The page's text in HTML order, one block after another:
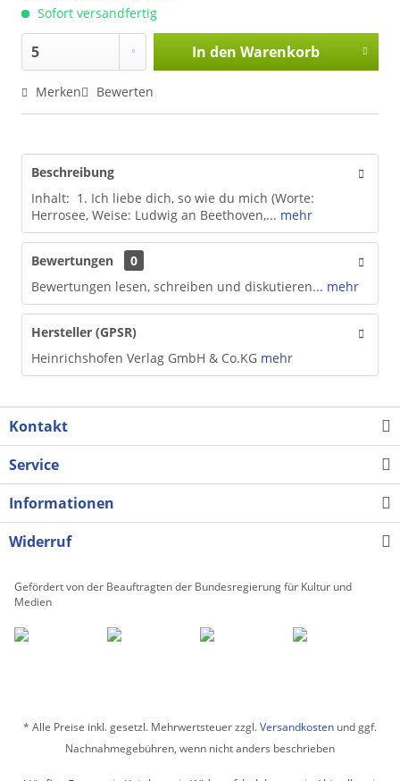
Sofort versandfertig
In den Warenkorb
Merken Bewerten
Beschreibung
Inhalt: 1. Ich liebe dich, so wie du mich (Worte:
Herrosee, Weise: Ludwig an Beethoven,... mehr
Bewertungen
0
Bewertungen lesen, schreiben und diskutieren... mehr
Hersteller (GPSR)
Heinrichshofen Verlag GmbH & Co.KG mehr
Kontakt
Service
Informationen
Widerruf
Gefördert von der Beauftragten der Bundesregierung für Kultur und
Medien
* Alle Preise inkl. gesetzl. Mehrwertsteuer zzgl.Versandkosten und ggf.
Nachnahmegebühren, wenn nicht anders beschrieben